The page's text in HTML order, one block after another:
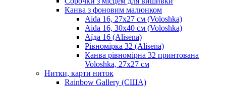
Канва з фоновим малюнком
Aida 16, 27х27 см (Voloshka)
Aida 16, 30х40 см (Voloshka)
Аїда 16 (Alisena)
Рівномірка 32 (Alisena)
Канва рівномірна 32 принтована
Voloshka, 27х27 см
Нитки, карти ниток
Rainbow Gallery (США)